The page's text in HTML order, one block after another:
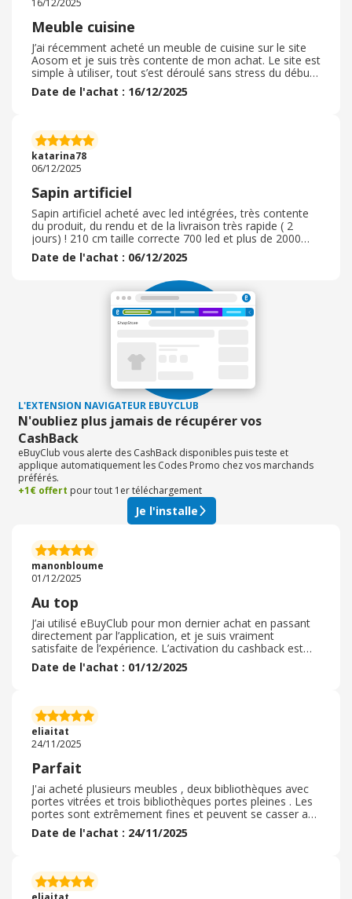
16/12/2025
Meuble cuisine
J’ai récemment acheté un meuble de cuisine sur le site
Aosom et je suis très contente de mon achat. Le site est
simple à utiliser, tout s’est déroulé sans stress du début
à la fin. J’ai même pu profiter d’un code promo qui m’a
offert 12? % de réduction ainsi que la livraison express
gérer son budget. La livraison a été rapide et le meuble
est arrivé en parfait état, conforme à la description et
facile à monter. Franchement, je recommande Aosom
les yeux fermés pour leur sérieux et la qualité de leurs
produits.
Date de l'achat : 16/12/2025
katarina78
06/12/2025
Sapin artificiel
Sapin artificiel acheté avec led intégrées, très contente
du produit, du rendu et de la livraison très rapide ( 2
jours) ! 210 cm taille correcte 700 led et plus de 2000
branches le sapin est juste Waow Je recommande
vivement avec un prix vraiment très abordable pour la
magnifique rendant la décoration de Noël exceptionnelle
Je n’ai eu que des compliments et je transmet le lien à
toute les personnes de mon entourage voulant un sapin
Date de l'achat : 06/12/2025
L'EXTENSION NAVIGATEUR EBUYCLUB
N'oubliez plus jamais de récupérer vos
CashBack
eBuyClub vous alerte des CashBack disponibles puis teste et
applique automatiquement les Codes Promo chez vos marchands
préférés.
+1€ offert pour tout 1er téléchargement
Je l'installe
manonbloume
01/12/2025
Au top
J’ai utilisé eBuyClub pour mon dernier achat en passant
directement par l’application, et je suis vraiment
satisfaite de l’expérience. L’activation du cashback est
simple et rapide, l’application me redirige
automatiquement vers le site marchand et je n’ai rien eu
temps après. C’est très pratique pour économiser sur
des achats du quotidien sans changer ses habitudes.
L’interface est claire, les marchands nombreux et les
offres régulièrement mises à jour. Je recommande
vraiment eBuyClub pour faire des économies facilement
et de manière fiable à chaque commande.
Date de l'achat : 01/12/2025
eliaitat
24/11/2025
Parfait
J'ai acheté plusieurs meubles , deux bibliothèques avec
portes vitrées et trois bibliothèques portes pleines . Les
portes sont extrêmement fines et peuvent se casser au
moindre petit choc . cependant , la qualité des meubles
correspond au prix peu élevé . J'ai effectué mes
service client a pris le soin de me contacter pour
s'assurer qu'il ne s'agissait pas d'une erreur, ce que j'ai
Date de l'achat : 24/11/2025